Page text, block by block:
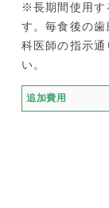
※長期間使用す
す。毎食後の
科医師の指示通
い。
追加費用